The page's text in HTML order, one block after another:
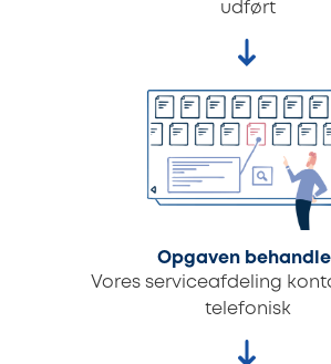
udført
Opgaven
Vores serviceafdeling
telefonisk